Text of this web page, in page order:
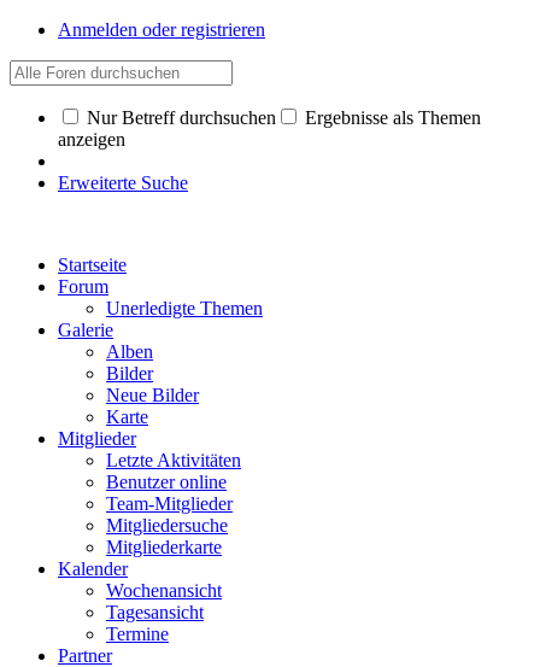
Anmelden oder registrieren
Nur Betreff durchsuchen
Ergebnisse als Themen
anzeigen
Erweiterte Suche
Startseite
Forum
Unerledigte Themen
Galerie
Alben
Bilder
Neue Bilder
Karte
Mitglieder
Letzte Aktivitäten
Benutzer online
Team-Mitglieder
Mitgliedersuche
Mitgliederkarte
Kalender
Wochenansicht
Tagesansicht
Termine
Partner